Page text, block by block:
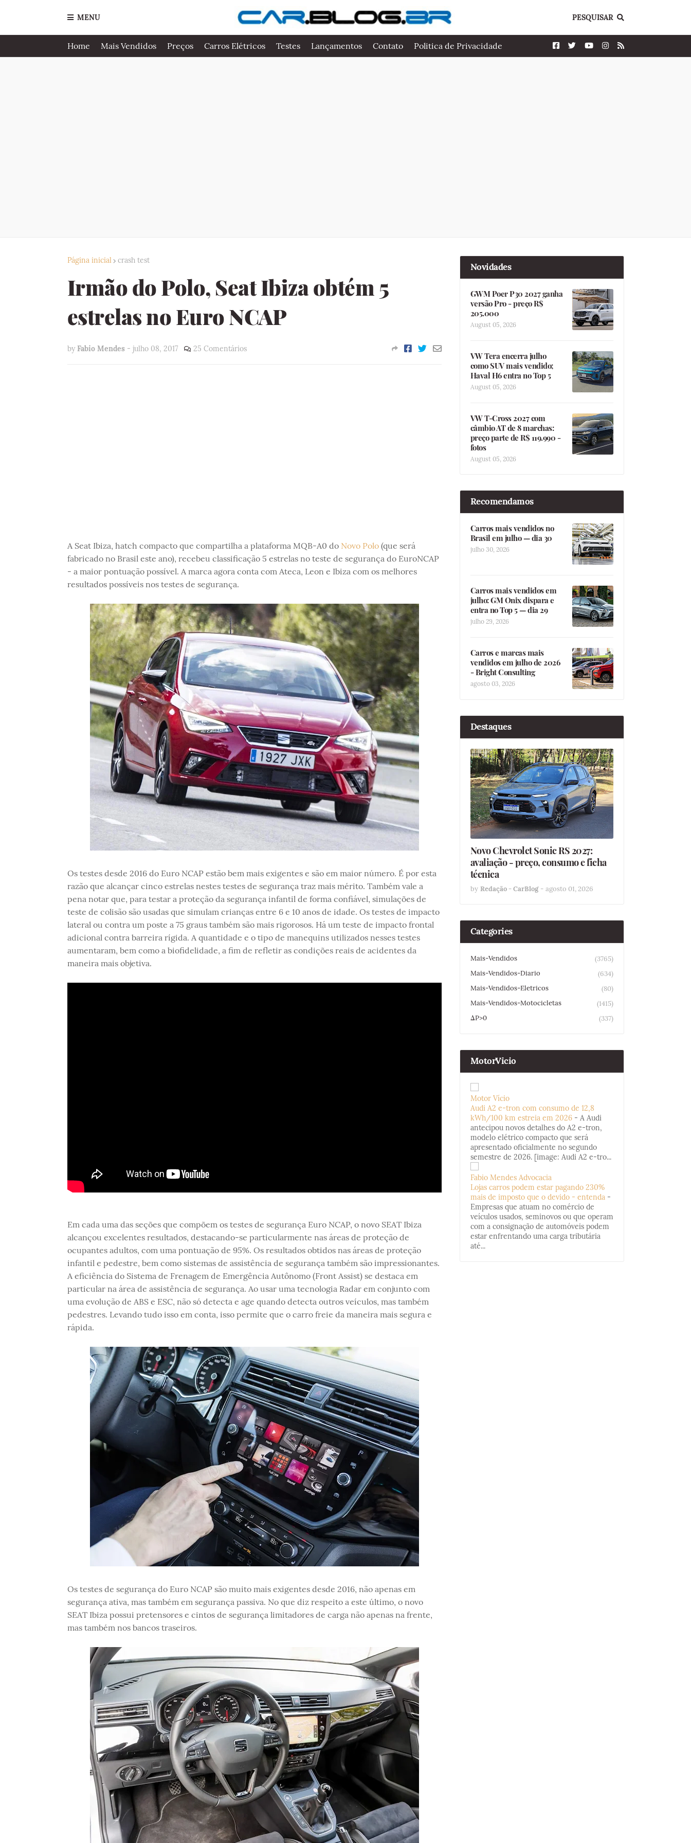
MENU PESQUISAR
Home Mais Vendidos Preços Carros Elétricos Testes Lançamentos Contato Politica de Privacidade
Página inicial crash test
Irmão do Polo, Seat Ibiza obtém 5
estrelas no Euro NCAP
by Fabio Mendes - julho 08, 2017 25 Comentários
A Seat Ibiza, hatch compacto que compartilha a plataforma MQB-A0 do Novo Polo(que será
fabricado no Brasil este ano), recebeu classificação 5 estrelas no teste de segurança do EuroNCAP
- a maior pontuação possível. A marca agora conta com Ateca, Leon e Ibiza com os melhores
resultados possíveis nos testes de segurança.
Os testes desde 2016 do Euro NCAP estão bem mais exigentes e são em maior número. É por esta
razão que alcançar cinco estrelas nestes testes de segurança traz mais mérito. Também vale a
pena notar que, para testar a proteção da segurança infantil de forma confiável, simulações de
teste de colisão são usadas que simulam crianças entre 6 e 10 anos de idade. Os testes de impacto
lateral ou contra um poste a 75 graus também são mais rigorosos. Há um teste de impacto frontal
adicional contra barreira rígida. A quantidade e o tipo de manequins utilizados nesses testes
aumentaram, bem como a biofidelidade, a fim de refletir as condições reais de acidentes da
maneira mais objetiva.
Em cada uma das seções que compõem os testes de segurança Euro NCAP, o novo SEAT Ibiza
alcançou excelentes resultados, destacando-se particularmente nas áreas de proteção de
ocupantes adultos, com uma pontuação de 95%. Os resultados obtidos nas áreas de proteção
infantil e pedestre, bem como sistemas de assistência de segurança também são impressionantes.
A eficiência do Sistema de Frenagem de Emergência Autônomo (Front Assist) se destaca em
particular na área de assistência de segurança. Ao usar uma tecnologia Radar em conjunto com
uma evolução de ABS e ESC, não só detecta e age quando detecta outros veículos, mas também
pedestres. Levando tudo isso em conta, isso permite que o carro freie da maneira mais segura e
rápida.
Os testes de segurança do Euro NCAP são muito mais exigentes desde 2016, não apenas em
segurança ativa, mas também em segurança passiva. No que diz respeito a este último, o novo
SEAT Ibiza possui pretensores e cintos de segurança limitadores de carga não apenas na frente,
mas também nos bancos traseiros.
Novidades
GWM Poer P30 2027 ganha
versão Pro - preço R$
205.000
August 05, 2026
VW Tera encerra julho
como SUV mais vendido;
Haval H6 entra no Top 5
August 05, 2026
VW T-Cross 2027 com
câmbio AT de 8 marchas:
preço parte de R$ 119.990 -
fotos
August 05, 2026
Recomendamos
Carros mais vendidos no
Brasil em julho — dia 30
julho 30, 2026
Carros mais vendidos em
julho: GM Onix dispara e
entra no Top 5 — dia 29
julho 29, 2026
Carros e marcas mais
vendidos em julho de 2026
- Bright Consulting
agosto 03, 2026
Destaques
Novo Chevrolet Sonic RS 2027:
avaliação - preço, consumo e ficha
técnica
by Redação - CarBlog - agosto 01, 2026
Categories
Mais-Vendidos
(3765)
Mais-Vendidos-Diario
(634)
Mais-Vendidos-Eletricos
(80)
Mais-Vendidos-Motocicletas
(1415)
ΔP>0
(337)
MotorVicio
Motor Vício
Audi A2 e-tron com consumo de 12,8
kWh/100 km estreia em 2026 - A Audi
antecipou novos detalhes do A2 e-tron,
modelo elétrico compacto que será
apresentado oficialmente no segundo
semestre de 2026. [image: Audi A2 e-tro...
Fabio Mendes Advocacia
Lojas carros podem estar pagando 230%
mais de imposto que o devido - entenda -
Empresas que atuam no comércio de
veículos usados, seminovos ou que operam
com a consignação de automóveis podem
estar enfrentando uma carga tributária
até...